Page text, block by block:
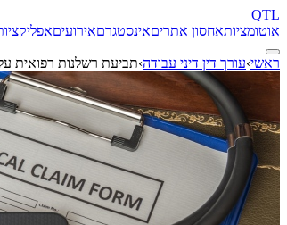
QTL
אוטומציותאחסון אתריםאינסטגרםאירועים
ראשי›עורך דין דיני עבודה›תביעת רשלנות רפואית